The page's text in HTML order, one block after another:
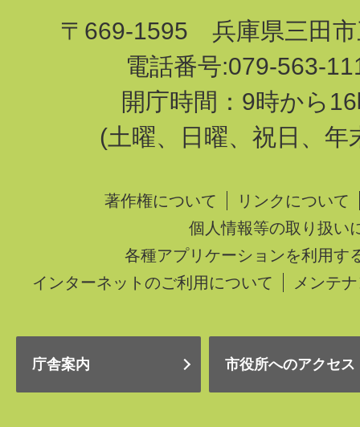
〒669-1595 兵庫県三田市
電話番号:079-563-
開庁時間：9時から
(土曜、日曜、祝日、年
著作権について
リンクについて
個人情報等の取り扱い
各種アプリケーションを利用す
インターネットのご利用について
メンテ
庁舎案内 市役所へのアクセス